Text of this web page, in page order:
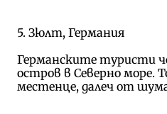
5. Зюлт, Германия
Германските туристи
остров в Северно море.
местенце, далеч от